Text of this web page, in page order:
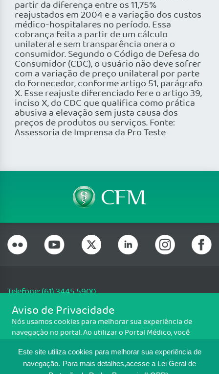
Este site utiliza cookies para melhorar sua experiência de
navegação. Para mais detalhes,acesse a Lei Geral de
partir da diferença entre os 11,75%
reajustados em 2004 e a variação dos custos
médico-hospitalares no período. Essa
cobrança feita a partir de um cálculo
unilateral e sem transparência onera o
consumidor. Segundo o Código de Defesa do
Consumidor (CDC), o usuário não deve sofrer
com a variação de preço unilateral por parte
do fornecedor, conforme artigo 51, parágrafo
X. Esse reajuste diferenciado fere o artigo 39,
inciso X, do CDC que qualifica como prática
abusiva a elevação sem justa causa dos
preços de produtos ou serviços. Fonte:
Assessoria de Imprensa da Pro Teste
Telefone: (61) 3445 5900
Email: cfm@portalmedico.org.br
SGAS 616, Conjunto D, Lote 115, L2 Sul, Brasília/DF - CEP: 70200-760 -
CNPJ: 33.583.550/0001-30
MAPA DO SITE
Aviso de Privacidade
Nós usamos cookies para melhorar sua experiência de
navegação no portal. Ao utilizar o Portal Médico, você
Para ter mais informações sobre como isso é feito, acesse
Política de cookies. Se você concorda, clique em ACEITO.